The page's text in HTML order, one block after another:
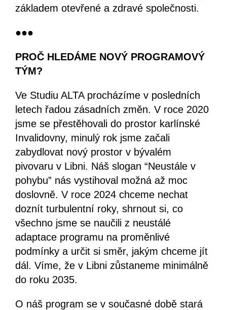
základem otevřené a zdravé společnosti.
●●●
PROČ HLEDÁME NOVÝ PROGRAMOVÝ
TÝM?
Ve Studiu ALTA procházíme v posledních
letech řadou zásadních změn. V roce 2020
jsme se přestěhovali do prostor karlínské
Invalidovny, minulý rok jsme začali
zabydlovat nový prostor v bývalém
pivovaru v Libni. Náš slogan “Neustále v
pohybu” nás vystihoval možná až moc
doslovně. V roce 2024 chceme nechat
doznít turbulentní roky, shrnout si, co
všechno jsme se naučili z neustálé
adaptace programu na proměnlivé
podmínky a určit si směr, jakým chceme jít
dál. Víme, že v Libni zůstaneme minimálně
do roku 2035.
O náš program se v současné době stará